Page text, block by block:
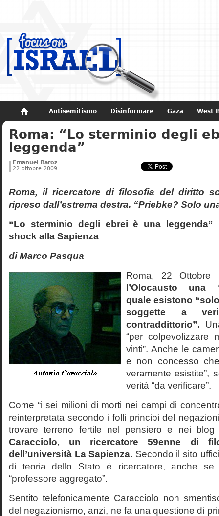
Antisemitismo Disinformare Gaza West
Non dimenticare Storia di Israele
Roma: “Lo sterminio degli
leggenda”
Emanuel Baroz
22 ottobre 2009
Roma, il ricercatore di filosofia del diritto
ripreso dall’estrema destra. “Priebke? Solo
“Lo sterminio degli ebrei è una leggenda”
shock alla Sapienza
di Marco Pasqua
Roma, 22
l’Olocausto una
quale esistono
soggette a
contraddittorio”.
“per colpevolizzare
vinti”. Anche le
e non concesso
veramente esistite”,
verità “da verificare”.
Come “i sei milioni di morti nei campi di
reinterpretata secondo i folli principi del
trovare terreno fertile nel pensiero e nei
Caracciolo, un ricercatore 59enne di
dell’università La Sapienza. Secondo il sito
di teoria dello Stato è ricercatore, anche
“professore aggregato”.
Sentito telefonicamente Caracciolo non
del negazionismo, anzi, ne fa una questione di